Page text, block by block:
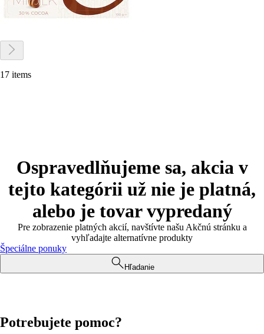
17 items
Ospravedlňujeme sa, akcia v
tejto kategórii už nie je platná,
alebo je tovar vypredaný
Pre zobrazenie platných akcií, navštívte našu Akčnú stránku a
vyhľadajte alternatívne produkty
Špeciálne ponuky
Hľadanie
Potrebujete pomoc?